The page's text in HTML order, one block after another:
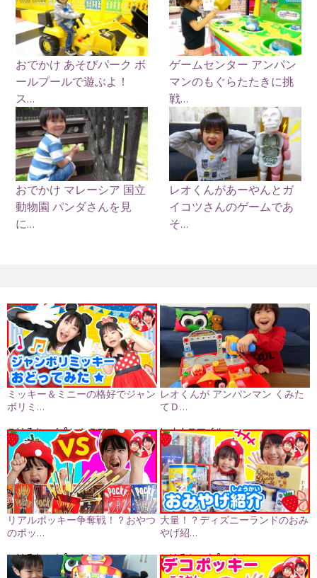
おでかけ あそびパーク ボ
ールプールで遊ぶよ！
ス...
ゲームセンター アンパン
マンのもぐらたたきに挑
戦...
おでかけ マレーシア 国立
動物園 パンダさんを見
に...
レオくんがあーやんとガ
イコツさんのゲームであ
そ...
ミッキー＆ミニーの格好でジャン
ボリミ…
こはるちゃん&いちごママ
レオくんが アンパンマン くみた
てＤ…
レオ★スマイル
リアルポッキー争奪戦！？おやつ
のポッ…
こはるちゃん&いちごママ
大量！？ディズニーランドのおみ
やげ紹…
こはるちゃん&いちごママ